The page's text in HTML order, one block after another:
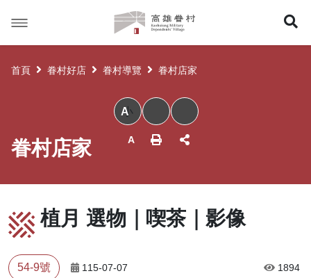
高
雄
眷
首頁 眷村好店 眷村導覽 眷村店家
小
眷村店家
植月 選物｜喫茶｜影像
54-9號 115-07-07 1894